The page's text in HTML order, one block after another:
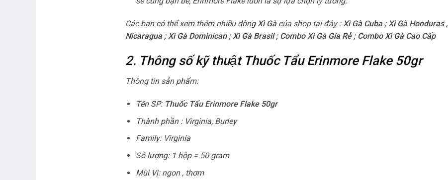
Các bạn có thể xem thêm nhiều dòng Xì Gàcủa shop tại đây : Xì Gà Cuba; Xì Gà Honduras,
Nicaragua; Xì Gà Dominican; Xì Gà Brasil; Combo Xì Gà Gía Rẻ; Combo Xì Gà Cao Cấp
2. Thông số kỹ thuật Thuốc Tẩu Erinmore Flake 50gr
Thông tin sản phẩm:
Tên SP: Thuốc Tẩu Erinmore Flake 50gr
Thành phần : Virginia, Burley
Family: Virginia
Số lượng: 1 hộp = 50 gram
Mùi Vị: ngon , thơm